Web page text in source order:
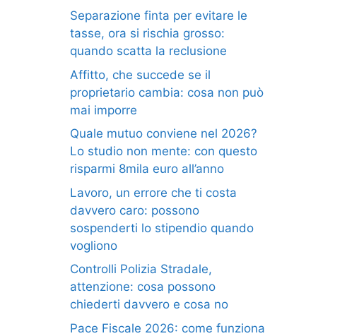
Separazione finta per evitare le
tasse, ora si rischia grosso:
quando scatta la reclusione
Affitto, che succede se il
proprietario cambia: cosa non può
mai imporre
Quale mutuo conviene nel 2026?
Lo studio non mente: con questo
risparmi 8mila euro all’anno
Lavoro, un errore che ti costa
davvero caro: possono
sospenderti lo stipendio quando
vogliono
Controlli Polizia Stradale,
attenzione: cosa possono
chiederti davvero e cosa no
Pace Fiscale 2026: come funziona